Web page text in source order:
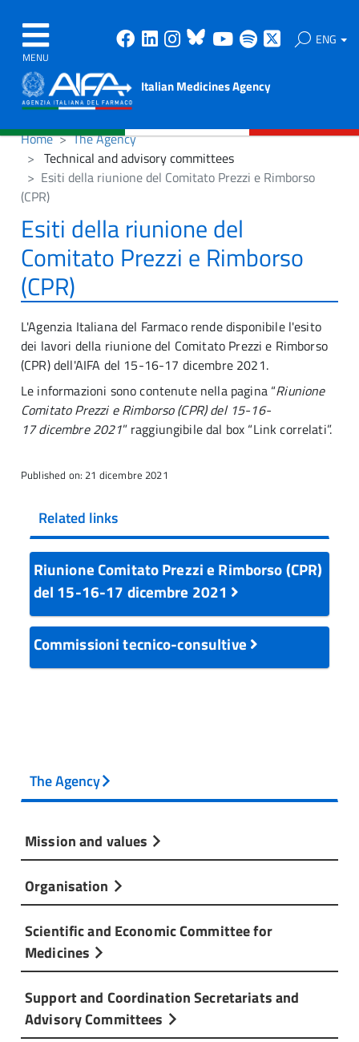
MENU
Facebook
Linkedin
Instagram
Bluesky
Youtube
Spotify ENG
Italian Medicines Agency
Home
The Agency
Technical and advisory committees
Esiti della riunione del Comitato Prezzi e Rimborso
(CPR)
Esiti della riunione del
Comitato Prezzi e Rimborso
(CPR)
L'Agenzia Italiana del Farmaco rende disponibile l'esito
dei lavori della riunione del Comitato Prezzi e Rimborso
(CPR) dell'AIFA del 15-16-17 dicembre 2021.
Le informazioni sono contenute nella pagina “Riunione
Comitato Prezzi e Rimborso (CPR) del 15-16-
17 dicembre 2021” raggiungibile dal box “Link correlati”.
Published on: 21 dicembre 2021
Related links
Riunione Comitato Prezzi e Rimborso (CPR)
del 15-16-17 dicembre 2021
Commissioni tecnico-consultive
The Agency
Mission and values
Organisation
Scientific and Economic Committee for
Medicines
Support and Coordination Secretariats and
Advisory Committees